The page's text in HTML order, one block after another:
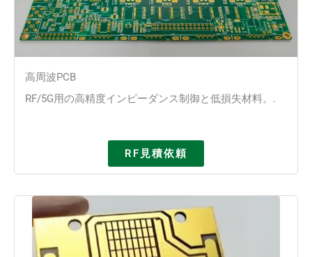
高周波PCB
RF/5G用の高精度インピーダンス制御と低損失材料。.
RF見積依頼